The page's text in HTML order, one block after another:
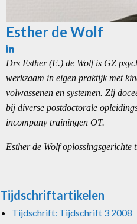
Esther de Wolf
Drs Esther (E.) de Wolf is GZ
werkzaam in eigen praktijk met
volwassenen en systemen. Zij
bij diverse postdoctorale
incompany trainingen OT.
Esther de Wolf
Tijdschriftartikelen
Tijdschrift: Tijdschrift 3 2008